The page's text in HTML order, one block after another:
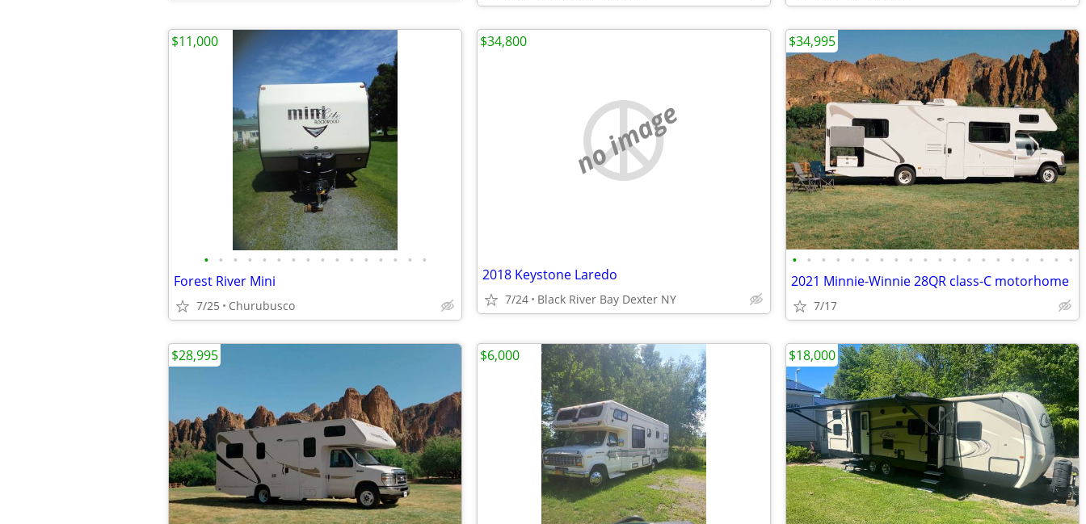
• • • • • • • • • • • • • • • •
Forest River Mini
7/25 Churubusco
$11,000
no image
2018 Keystone Laredo
7/24 Black River Bay Dexter NY
$34,800
• • • • • • • • • • • • • • • • • • • •
2021 Minnie-Winnie 28QR class-C motorhome
7/17
$34,995
$28,995 $6,000 $18,000